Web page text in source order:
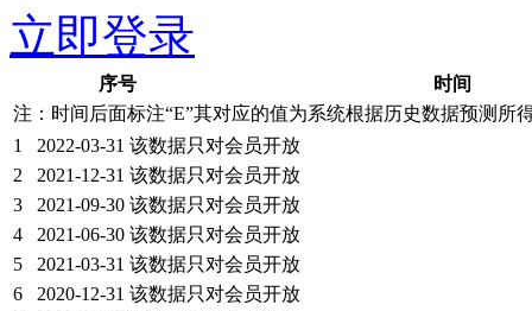
立即登录
序号
时间
注：时间后面标注“E”其对应的值为系统根据历史数据预测所
1
2022-03-31 该数据只对会员开放
2
2021-12-31 该数据只对会员开放
3
2021-09-30 该数据只对会员开放
4
2021-06-30 该数据只对会员开放
5
2021-03-31 该数据只对会员开放
6
2020-12-31 该数据只对会员开放